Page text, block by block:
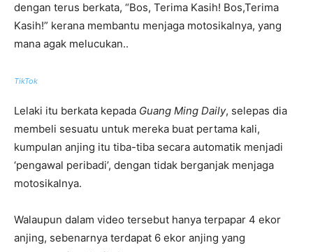
dengan terus berkata, “Bos, Terima Kasih! Bos,Terima
Kasih!” kerana membantu menjaga motosikalnya, yang
mana agak melucukan..
TikTok
Lelaki itu berkata kepada Guang Ming Daily, selepas dia
membeli sesuatu untuk mereka buat pertama kali,
kumpulan anjing itu tiba-tiba secara automatik menjadi
‘pengawal peribadi’, dengan tidak berganjak menjaga
motosikalnya.
Walaupun dalam video tersebut hanya terpapar 4 ekor
anjing, sebenarnya terdapat 6 ekor anjing yang